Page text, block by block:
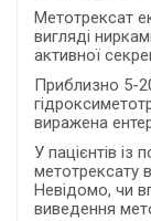
Метотрексат
вигляді
активної
Приблизно 5-
виражена
У пацієнтів із
метотрексату
Невідомо, чи
виведення